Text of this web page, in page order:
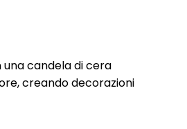
una candela di cera
creando decorazioni